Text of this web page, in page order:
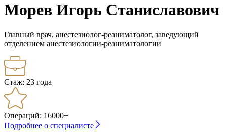
Морев Игорь Станиславович
Главный врач, анестезиолог-реаниматолог, заведующий
отделением анестезиологии-реаниматологии
Стаж: 23 года
Операций: 16000+
Подробнее о специалисте